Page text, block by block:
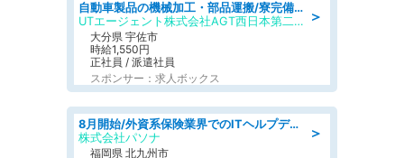
＞
自動車製品の機械加工・部品運搬/寮完備/日払い/工場・製造
UTエージェント株式会社AGT西日本第二CU
大分県 宇佐市
時給1,550円
正社員 / 派遣社員
スポンサー：求人ボックス
＞
8月開始/外資系保険業界でのITヘルプデスク業務/駅近/即日勤務可/ヘルプデスク
株式会社パソナ
福岡県 北九州市